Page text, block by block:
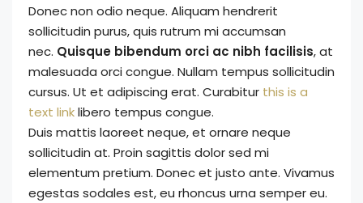
Donec non odio neque. Aliquam hendrerit
sollicitudin purus, quis rutrum mi accumsan
nec. Quisque bibendum orci ac nibh facilisis, at
malesuada orci congue. Nullam tempus sollicitudin
cursus. Ut et adipiscing erat. Curabitur this is a
text linklibero tempus congue.
Duis mattis laoreet neque, et ornare neque
sollicitudin at. Proin sagittis dolor sed mi
elementum pretium. Donec et justo ante. Vivamus
egestas sodales est, eu rhoncus urna semper eu.